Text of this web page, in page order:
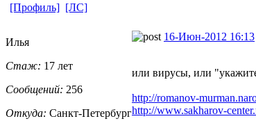
[Профиль] [ЛС]
Илья
Стаж: 17 лет
Сообщений: 256
Откуда: Санкт-Петерб​ург
16-Июн-2012 16:13
или вирусы, или
http://romanov-
http://www.sakharov-